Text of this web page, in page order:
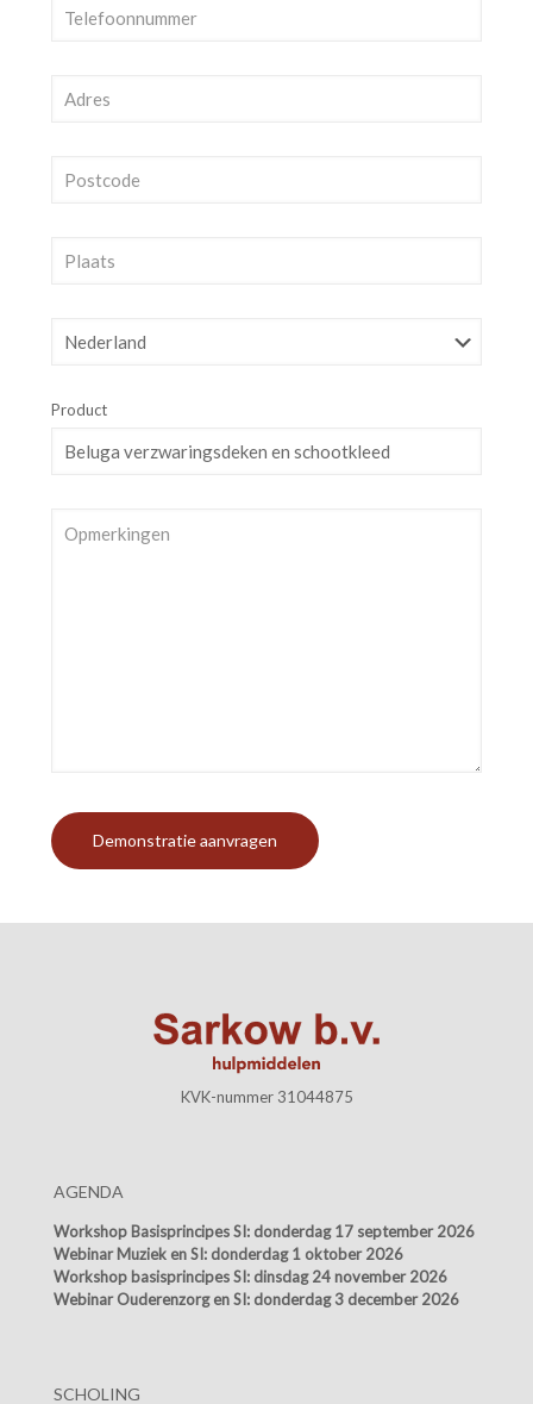
Product
KVK-nummer 31044875
AGENDA
Workshop Basisprincipes SI: donderdag 17 september 2026
Webinar Muziek en SI: donderdag 1 oktober 2026
Workshop basisprincipes SI: dinsdag 24 november 2026
Webinar Ouderenzorg en SI: donderdag 3 december 2026
SCHOLING